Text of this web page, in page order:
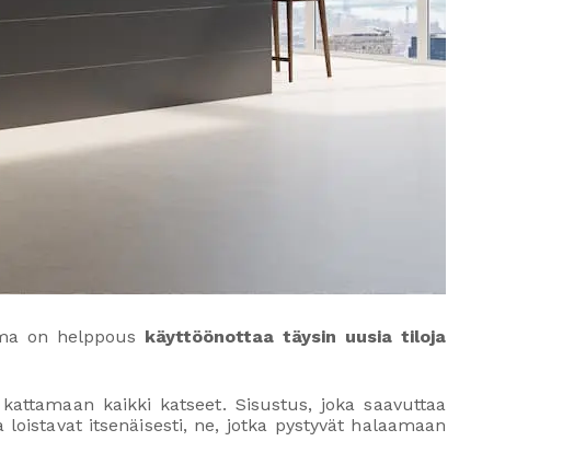
on helppous käyttöönottaa täysin uusia tiloja
kaikki katseet. Sisustus, joka saavuttaa
itsenäisesti, ne, jotka pystyvät halaamaan